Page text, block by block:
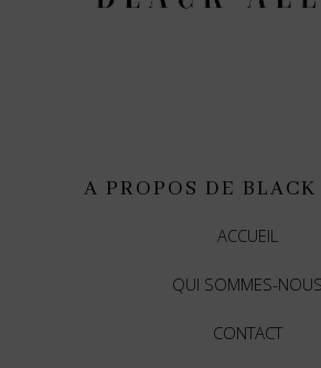
A PROPOS DE
ACCUEIL
QUI SOMMES-NOUS
CONTACT